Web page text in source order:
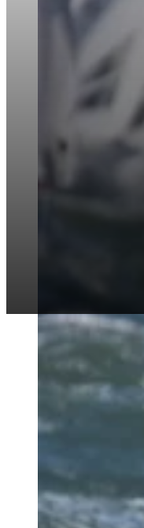
HIJS DE
GENIET!
Verwen jezelf met een echte
perfecte combinatie van een
DE meest verspreide zeilboot
onthuld in de video!